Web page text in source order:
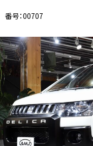
番号：00707